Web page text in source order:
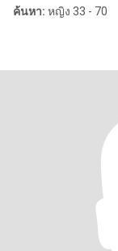
ค้นหา: หญิง 33 - 70